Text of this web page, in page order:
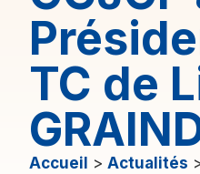
TC de
Accueil >Actualités